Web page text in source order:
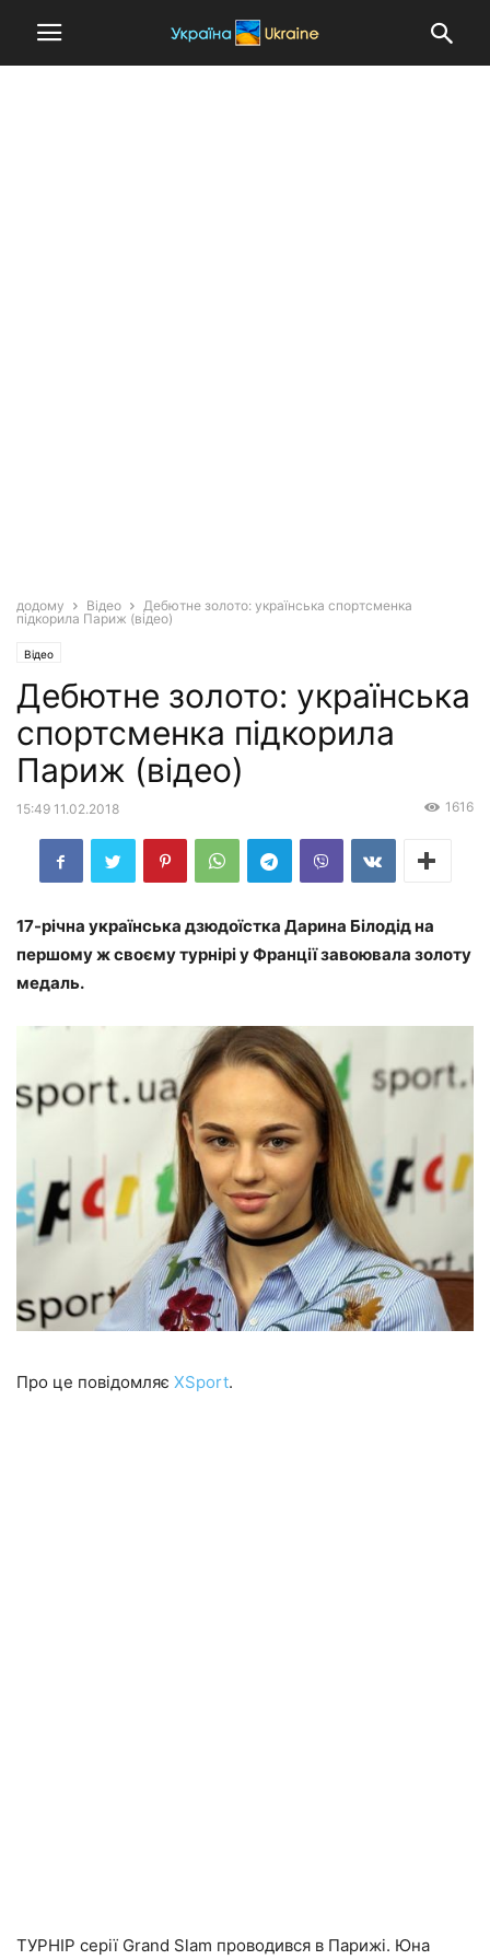
додому Відео
Дебютне золото: українська спортсменка
підкорила Париж (відео)
Відео
Дебютне золото: українська
спортсменка підкорила
Париж (відео)
15:49 11.02.2018 1616
17-річна українська дзюдоїстка Дарина Білодід на
першому ж своєму турнірі у Франції завоювала золоту
медаль.
Про це повідомляє XSport.
ТУРНІР серії Grand Slam проводився в Парижі. Юна